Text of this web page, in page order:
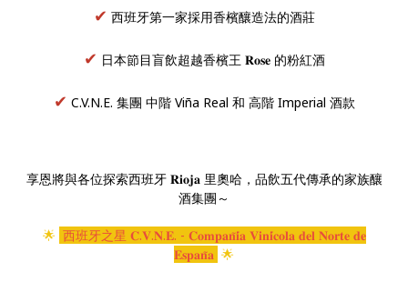
✔ 西班牙第一家採用香檳釀造法的酒莊
✔ 日本節目盲飲超越香檳王 𝐑𝐨𝐬𝐞 的粉紅酒
✔ C.V.N.E. 集團 中階 Viña Real 和 高階 Imperial 酒款
享恩將與各位探索西班牙 𝐑𝐢𝐨𝐣𝐚 里奧哈，品飲五代傳承的家族釀
酒集團～
🌟 西班牙之星 𝐂.𝐕.𝐍.𝐄. - 𝐂𝐨𝐦𝐩𝐚𝐧̃𝐢́𝐚 𝐕𝐢𝐧𝐢́𝐜𝐨𝐥𝐚 𝐝𝐞𝐥 𝐍𝐨𝐫𝐭𝐞 𝐝𝐞
𝐄𝐬𝐩𝐚𝐧̃𝐚 🌟